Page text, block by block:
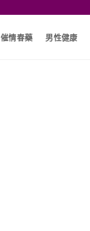
催情春藥 男性健康